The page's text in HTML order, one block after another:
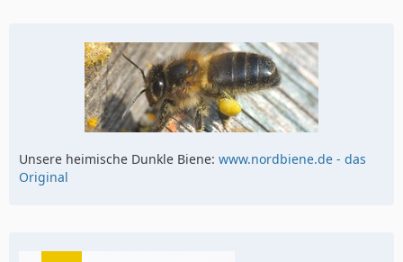
Unsere heimische Dunkle Biene: www.nordbiene.de - das
Original